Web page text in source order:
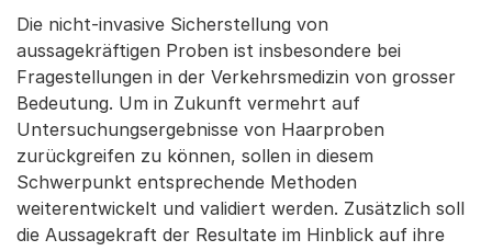
Die nicht-invasive Sicherstellung von
aussagekräftigen Proben ist insbesondere bei
Fragestellungen in der Verkehrsmedizin von grosser
Bedeutung. Um in Zukunft vermehrt auf
Untersuchungsergebnisse von Haarproben
zurückgreifen zu können, sollen in diesem
Schwerpunkt entsprechende Methoden
weiterentwickelt und validiert werden. Zusätzlich soll
die Aussagekraft der Resultate im Hinblick auf ihre